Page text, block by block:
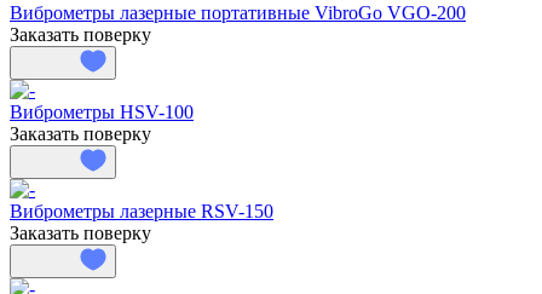
Виброметры лазерные портативные VibroGo VGO-200
Заказать поверку
Виброметры HSV-100
Заказать поверку
Виброметры лазерные RSV-150
Заказать поверку